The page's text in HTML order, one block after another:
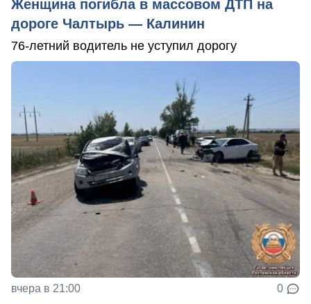
Женщина погибла в массовом ДТП на
дороге Чалтырь — Калинин
76-летний водитель не уступил дорогу
вчера в 21:00 0